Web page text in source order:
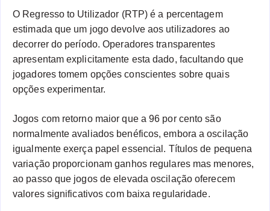
O Regresso to Utilizador (RTP) é a percentagem
estimada que um jogo devolve aos utilizadores ao
decorrer do período. Operadores transparentes
apresentam explicitamente esta dado, facultando que
jogadores tomem opções conscientes sobre quais
opções experimentar.
Jogos com retorno maior que a 96 por cento são
normalmente avaliados benéficos, embora a oscilação
igualmente exerça papel essencial. Títulos de pequena
variação proporcionam ganhos regulares mas menores,
ao passo que jogos de elevada oscilação oferecem
valores significativos com baixa regularidade.